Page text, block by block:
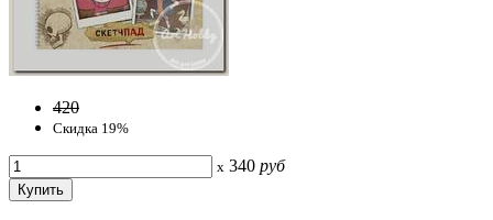
420
Скидка 19%
x 340 руб